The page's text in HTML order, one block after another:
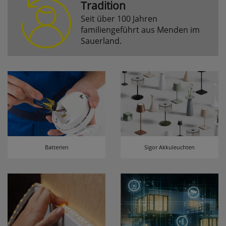
Tradition
Seit über 100 Jahren
familiengeführt aus Menden im
Sauerland.
Batterien Sigor Akkuleuchten
Komfortfunktionen
ws_pferdekaemper_01-aa_welcome_cookie
Dieses Cookie speichert Ihre Emailadresse, damit
Sie diese beim Betreten des Shops nicht erneut
eingeben müssen.
Design-Cookie
ws8_pferdekaemper_01-aa_design_cookie
Speichern des Suchbegriffes
searchvalue
Dieses Cookie speichert den einegebenen
Suchbegriff, damit Sie diesen beim Verfeinern
nicht erneut eingeben müssen.